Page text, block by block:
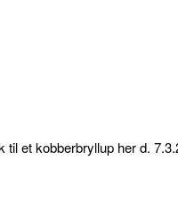
et kobberbryllup her d.